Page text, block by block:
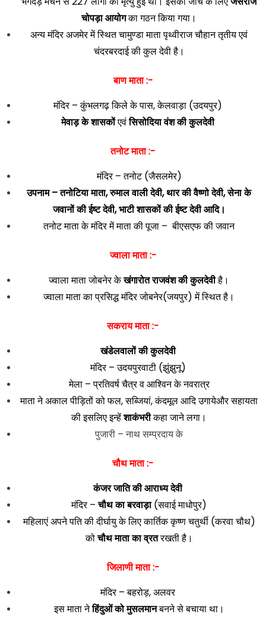
चोपड़ा आयोगका गठन किया गया।
अन्य मंदिर अजमेर में स्थित चामुण्डा माता पृथ्वीराज चौहान तृतीय एवं
चंदरबरदाई की कुल देवी है।
बाण माता :-
मंदिर – कुंभलगढ़ किले के पास, केलवाड़ा (उदयपुर)
मेवाड़ के शासकोंएवंसिसोदिया वंश की कुलदेवी
तनोट माता :-
मंदिर – तनोट (जैसलमेर)
उपनाम – तनोटिया माता, रुमाल वाली देवी, थार की वैष्णो देवी, सेना के
जवानों की ईष्ट देवी, भाटी शासकों की ईष्ट देवी आदि।
तनोट माता के मंदिर में माता की पूजा – बीएसएफ की जवान
ज्वाला माता :-
ज्वाला माता जोबनेर केखंगारोत राजवंश की कुलदेवीहै।
ज्वाला माता का प्रसिद्ध मंदिर जोबनेर(जयपुर) में स्थित है।
सकराय माता :-
खंडेलवालों की कुलदेवी
मंदिर – उदयपुरवाटी (झुंझुनू)
मेला – प्रतिवर्ष चैत्र व आश्विन के नवरात्र
माता ने अकाल पीड़ितों को फल, सब्जियां, कंदमूल आदि उगायेऔर सहायता
की इसलिए इन्हेंशाकंभरीकहा जाने लगा।
पुजारी – नाथ सम्प्रदाय के
चौथ माता :-
कंजर जाति की आराध्य देवी
मंदिर –चौथ का बरवाड़ा(सवाई माधोपुर)
महिलाएं अपने पति की दीर्घायु के लिए कार्तिक कृष्ण चतुर्थी (करवा चौथ)
कोचौथ माता का व्रतरखती है।
जिलाणी माता :-
मंदिर – बहरोड़, अलवर
इस माता नेहिंदुओं को मुसलमानबनने से बचाया था।